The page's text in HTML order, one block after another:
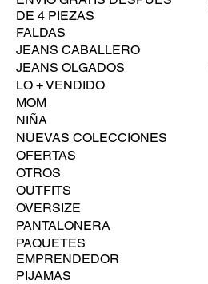
DE 4 PIEZAS
FALDAS
JEANS CABALLERO
JEANS OLGADOS
LO + VENDIDO
MOM
NIÑA
NUEVAS COLECCIONES
OFERTAS
OTROS
OUTFITS
OVERSIZE
PANTALONERA
PAQUETES
EMPRENDEDOR
PIJAMAS